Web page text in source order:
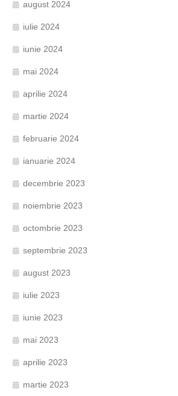
august 2024
iulie 2024
iunie 2024
mai 2024
aprilie 2024
martie 2024
februarie 2024
ianuarie 2024
decembrie 2023
noiembrie 2023
octombrie 2023
septembrie 2023
august 2023
iulie 2023
iunie 2023
mai 2023
aprilie 2023
martie 2023